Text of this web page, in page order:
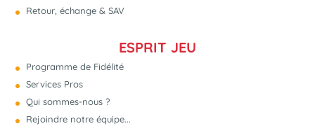
Retour, échange & SAV
ESPRIT JEU
Programme de Fidélité
Services Pros
Qui sommes-nous ?
Rejoindre notre équipe...